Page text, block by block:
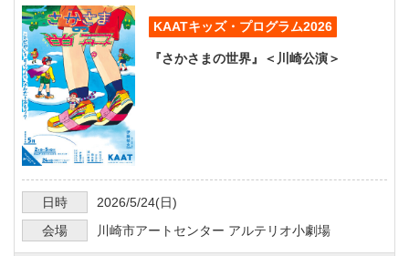
KAATキッズ・プログラム2026
『さかさまの世界』＜川崎公演＞
日時 2026/5/24(日)
会場
川崎市アートセンター アルテリオ小劇場